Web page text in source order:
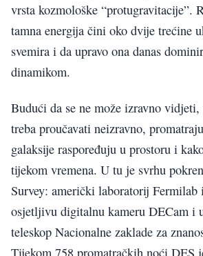
vrsta kozmološke “protugravitacije”.
tamna energija čini oko dvije trećine
svemira i da upravo ona danas
dinamikom.
Budući da se ne može izravno
treba proučavati neizravno,
galaksije raspoređuju u prostoru i
tijekom vremena. U tu je svrhu
Survey: američki laboratorij
osjetljivu digitalnu kameru DECam i
teleskop Nacionalne zaklade za